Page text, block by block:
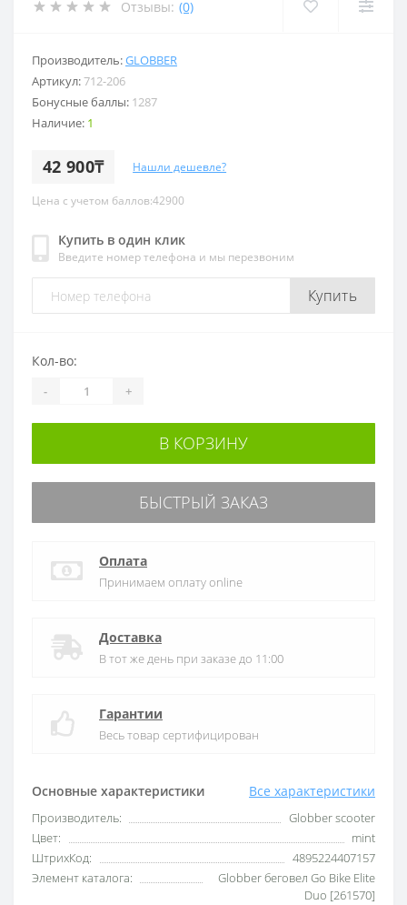
Отзывы: (0)
Производитель:GLOBBER
Артикул:712-206
Бонусные баллы: 1287
Наличие: 1
42 900₸ Нашли дешевле?
Цена с учетом баллов:42900
Купить в один клик
Введите номер телефона и мы перезвоним
Купить
Основные характеристики Все характеристики
Производитель:
Globber scooter
Цвет:
mint
ШтрихКод:
4895224407157
Элемент каталога:
Globber беговел Go Bike Elite
Duo [261570]
Кол-во:
- +
В КОРЗИНУ
БЫСТРЫЙ ЗАКАЗ
Оплата
Принимаем оплату online
Доставка
В тот же день при заказе до 11:00
Гарантии
Весь товар сертифицирован